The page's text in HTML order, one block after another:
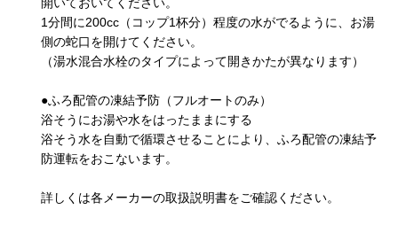
1分間に200cc（コップ1杯分）程度の水がでるように、お湯
側の蛇口を開けてください。
（湯水混合水栓のタイプによって開きかたが異なります）
●ふろ配管の凍結予防（フルオートのみ）
浴そうにお湯や水をはったままにする
浴そう水を自動で循環させることにより、ふろ配管の凍結予
防運転をおこないます。
詳しくは各メーカーの取扱説明書をご確認ください。